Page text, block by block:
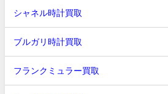
シャネル時計買取
ブルガリ時計買取
フランクミュラー買取